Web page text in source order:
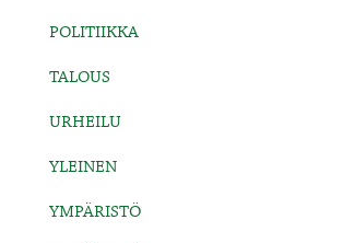
POLITIIKKA
TALOUS
URHEILU
YLEINEN
YMPÄRISTÖ